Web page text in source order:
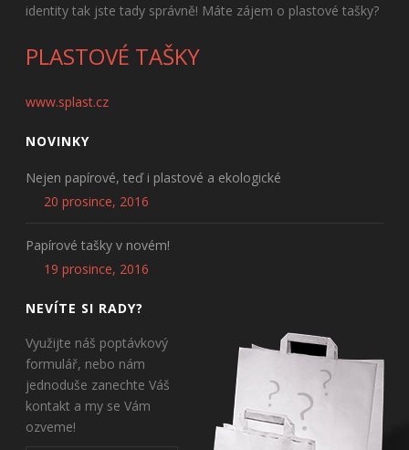
identity tak jste tady správně! Máte zájem o plastové tašky?
PLASTOVÉ TAŠKY
www.splast.cz
NOVINKY
Nejen papírové, teď i plastové a ekologické
20 prosince, 2016
Papírové tašky v novém!
19 prosince, 2016
NEVÍTE SI RADY?
Využijte náš poptávkový
formulář, nebo nám
jednoduše zanechte Váš
kontakt a my se Vám
ozveme!